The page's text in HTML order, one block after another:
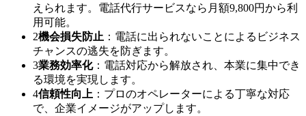
えられます。電話代行サービスなら月額9,800円から利
用可能。
2機会損失防止 ：電話に出られないことによるビジネス
チャンスの逃失を防ぎます。
3業務効率化：電話対応から解放され、本業に集中でき
る環境を実現します。
4信頼性向上 ：プロのオペレーターによる丁寧な対応
で、企業イメージがアップします。